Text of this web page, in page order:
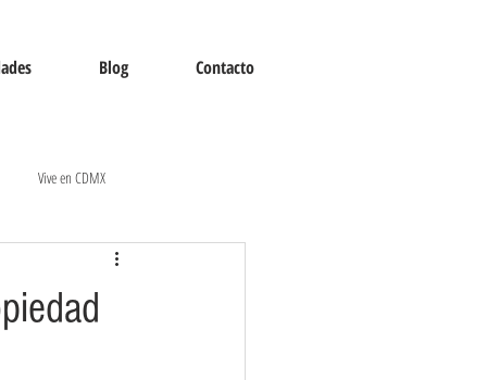
Blog Contacto
Vive en CDMX